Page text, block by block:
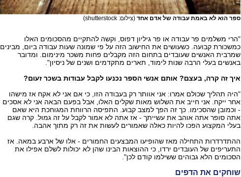
ספר הוא לא באמת עבודה של אדם אחד (צילום: shutterstock)
"הרי משלמים פר עבודה או פר גיליון דפוס, וקשה להתקיים מהסכומים האלו
כמשכורת קבועה. כשעושים את החישוב הזה על פי שמונה שעות עבודה ביום, מבינים
שמרבית האנשים שעובדים בתחום הזה מקבלים פחות משכר מינימום. ומדובר
באנשים בעלי הרבה שנות לימוד, תארים מתקדמים ושנים של ניסיון".
איך זה קרה, בעצם? אותם אנשי הספר נכנעו לקבל עבודות בשכר זעום?
"היה תהליך שכולם אמרו: אני אוותר רק בעבודה הזו, כי אם אני לא אקח אז מישהו
אחר ייקח. אני חייב את השלוש מאות שקלים האלו, אבל בפעם הבאה אני לא אסכים
- וכמובן שהסכימו. כך זה הפך למצב קבוע. התפיסה הרווחת המגוחכת היא שאם
אתה סופר אתה אוהב את עשייתך - אז אתה לא אמור לקבל על זה גמול. קרה שגם
בעלי המקצוע הפכו להיות כאלה שאמורים לעשות את זה רק מתוך אהבה.
ההתדרדרות התחילה מאז שהופיעו המבצעים החמורים - אלו של ארבע במאה. אז
התעריפים של העובדים ירדו, כי ההוצאות הבינו שהן לא יכולות לשלם אפילו את
הסכומים הלא גבוהים ששילמו קודם לכן".
שוחקים את הדפים